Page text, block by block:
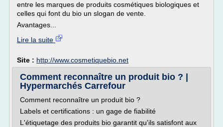
entre les marques de produits cosmétiques biologiques et
celles qui font du bio un slogan de vente.
Avantages...
Lire la suite
Site : http://www.cosmetiquebio.net
Comment reconnaître un produit bio ? |
Hypermarchés Carrefour
Comment reconnaître un produit bio ?
Labels et certifications : un gage de fiabilité
L'étiquetage des produits bio garantit qu'ils satisfont aux